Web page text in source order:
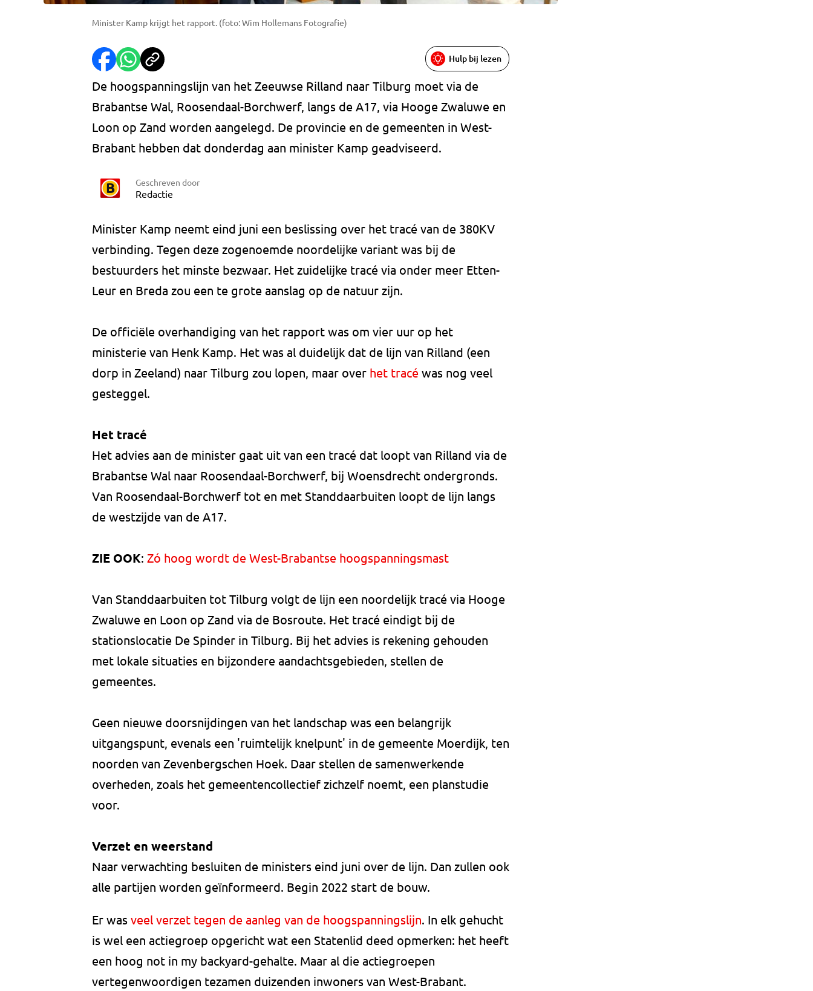
Minister Kamp krijgt het rapport. (foto: Wim Hollemans Fotografie)
Hulp bij lezen
De hoogspanningslijn van het Zeeuwse Rilland naar Tilburg moet via de
Brabantse Wal, Roosendaal-Borchwerf, langs de A17, via Hooge Zwaluwe en
Loon op Zand worden aangelegd. De provincie en de gemeenten in West-
Brabant hebben dat donderdag aan minister Kamp geadviseerd.
Geschreven door
Redactie
Minister Kamp neemt eind juni een beslissing over het tracé van de 380KV
verbinding. Tegen deze zogenoemde noordelijke variant was bij de
bestuurders het minste bezwaar. Het zuidelijke tracé via onder meer Etten-
Leur en Breda zou een te grote aanslag op de natuur zijn.
De officiële overhandiging van het rapport was om vier uur op het
ministerie van Henk Kamp. Het was al duidelijk dat de lijn van Rilland (een
dorp in Zeeland) naar Tilburg zou lopen, maar over het tracé was nog veel
gesteggel.
Het tracé
Het advies aan de minister gaat uit van een tracé dat loopt van Rilland via de
Brabantse Wal naar Roosendaal-Borchwerf, bij Woensdrecht ondergronds.
Van Roosendaal-Borchwerf tot en met Standdaarbuiten loopt de lijn langs
de westzijde van de A17.
ZIE OOK: Zó hoog wordt de West-Brabantse hoogspanningsmast
Van Standdaarbuiten tot Tilburg volgt de lijn een noordelijk tracé via Hooge
Zwaluwe en Loon op Zand via de Bosroute. Het tracé eindigt bij de
stationslocatie De Spinder in Tilburg. Bij het advies is rekening gehouden
met lokale situaties en bijzondere aandachtsgebieden, stellen de
gemeentes.
Geen nieuwe doorsnijdingen van het landschap was een belangrijk
uitgangspunt, evenals een 'ruimtelijk knelpunt' in de gemeente Moerdijk, ten
noorden van Zevenbergschen Hoek. Daar stellen de samenwerkende
overheden, zoals het gemeentencollectief zichzelf noemt, een planstudie
voor.
Verzet en weerstand
Naar verwachting besluiten de ministers eind juni over de lijn. Dan zullen ook
alle partijen worden geïnformeerd. Begin 2022 start de bouw.
Er was veel verzet tegen de aanleg van de hoogspanningslijn. In elk gehucht
is wel een actiegroep opgericht wat een Statenlid deed opmerken: het heeft
een hoog not in my backyard-gehalte. Maar al die actiegroepen
vertegenwoordigen tezamen duizenden inwoners van West-Brabant.